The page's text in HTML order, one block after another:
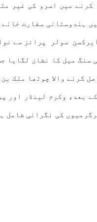
میں اسرو کی غیر
ہے۔ آئس لینڈ میں
سولر پرائز سے
کرنے والا چوتھا ملک
بھی دیا۔ لینڈنگ کے بعد،